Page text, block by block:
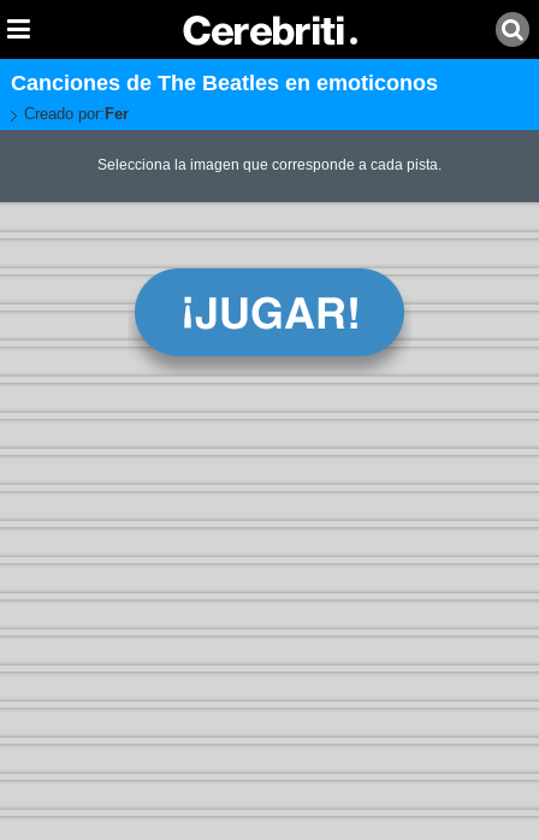
Canciones de The Beatles en emoticonos
Creado por: Fer
Selecciona la imagen que corresponde a cada pista.